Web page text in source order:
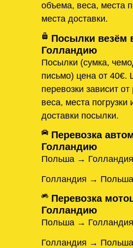
объема, веса, места
места доставки.
Посылки везём
Голландию
Посылки (сумка,
письмо) цена от 40€.
перевозки зависит
веса, места погрузки
доставки посылки.
Перевозка
Голландию
Польша → Голландия
Голландия → Польша
Перевозка
Голландию
Польша → Голландия
Голландия → Польша